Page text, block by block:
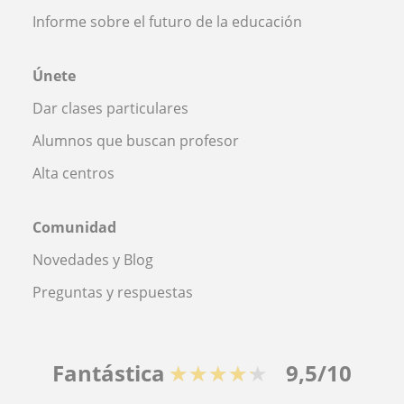
Informe sobre el futuro de la educación
Únete
Dar clases particulares
Alumnos que buscan profesor
Alta centros
Comunidad
Novedades y Blog
Preguntas y respuestas
Fantástica ★★★★★ 9,5/10